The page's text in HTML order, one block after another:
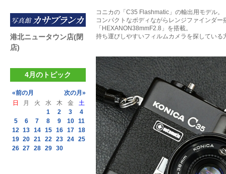
コニカの「C35 Flashmatic」の輸出用モデル。
コンパクトなボディながらレンジファインダ
「HEXANON38mmF2.8」を搭載。
持ち運びしやすいフィルムカメラを探している
港北ニュータウン店(閉
店)
4月のトピック
«前の月
次の月»
日
月 火 水 木 金
土
1
2 3
4
5
6 7 8 9 10
11
12 13 14 15 16 17 18
19 20 21 22 23 24 25
26 27 28 29 30